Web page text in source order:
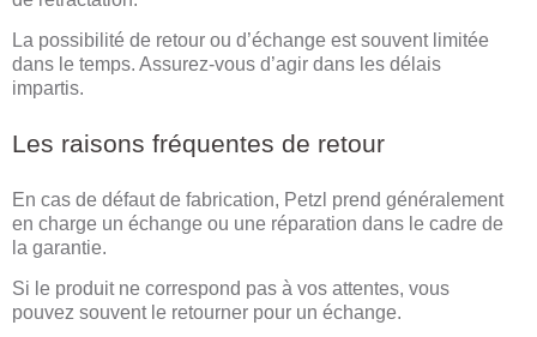
La possibilité de retour ou d’échange est souvent limitée
dans le temps. Assurez-vous d’agir dans les délais
impartis.
Les raisons fréquentes de retour
En cas de défaut de fabrication, Petzl prend généralement
en charge un échange ou une réparation dans le cadre de
la garantie.
Si le produit ne correspond pas à vos attentes, vous
pouvez souvent le retourner pour un échange.